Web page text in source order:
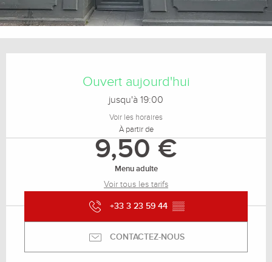
Ouvert aujourd'hui
jusqu'à 19:00
Voir les horaires
À partir de
9,50 €
Menu adulte
Voir tous les tarifs
+33 3 23 59 44 ▒▒
CONTACTEZ-NOUS